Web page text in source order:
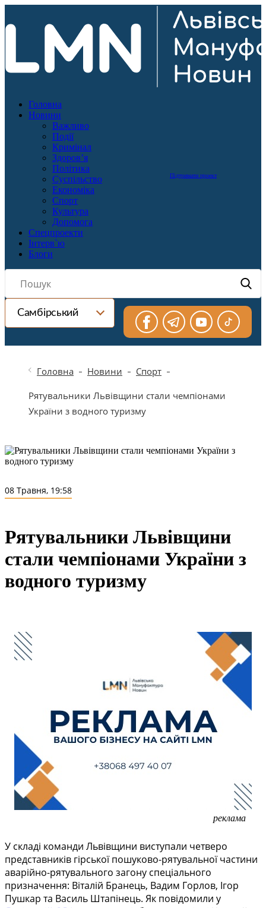
Підтримати проект
Головна
Новини
Важливо
Події
Кримінал
Здоров’я
Політика
Суспільство
Економіка
Спорт
Культура
Допомога
Спецпроекти
Інтерв`ю
Блоги
Самбірський
Головна Новини Спорт
Рятувальники Львівщини стали чемпіонами
України з водного туризму
08 Травня, 19:58
Рятувальники Львівщини
стали чемпіонами України з
водного туризму
реклама
У складі команди Львівщини виступали четверо
представників гірської пошуково-рятувальної частини
аварійно-рятувального загону спеціального
призначення: Віталій Бранець, Вадим Горлов, Ігор
Пушкар та Василь Штапінець. Як повідомили у